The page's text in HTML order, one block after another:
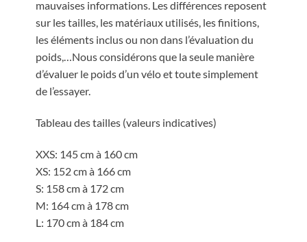
mauvaises informations. Les différences reposent
sur les tailles, les matériaux utilisés, les finitions,
les éléments inclus ou non dans l’évaluation du
poids,…Nous considérons que la seule manière
d’évaluer le poids d’un vélo et toute simplement
de l’essayer.
Tableau des tailles (valeurs indicatives)
XXS: 145 cm à 160 cm
XS: 152 cm à 166 cm
S: 158 cm à 172 cm
M: 164 cm à 178 cm
L: 170 cm à 184 cm